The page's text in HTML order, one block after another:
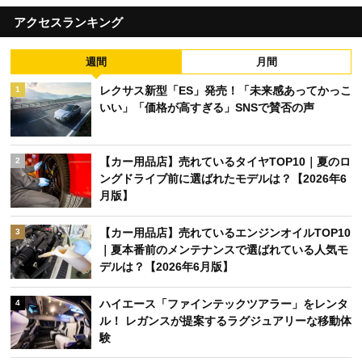
アクセスランキング
週間 月間
1
レクサス新型「ES」発売！「未来感あってかっこ
いい」「価格が高すぎる」SNSで賛否の声
2
【カー用品店】売れているタイヤTOP10｜夏のロ
ングドライブ前に選ばれたモデルは？【2026年6
月版】
3
【カー用品店】売れているエンジンオイルTOP10
｜夏本番前のメンテナンスで選ばれている人気モ
デルは？【2026年6月版】
4
ハイエース「ファインテックツアラー」をレンタ
ル！ レガンスが提案するラグジュアリーな移動体
験